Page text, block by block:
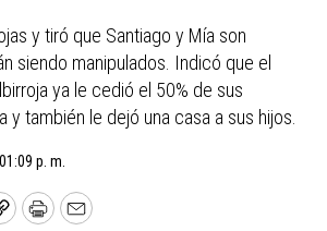
y tiró que Santiago y Mía son
siendo manipulados. Indicó que el
ya le cedió el 50% de sus
y también le dejó una casa a sus hijos.
p. m.
PrintEmail